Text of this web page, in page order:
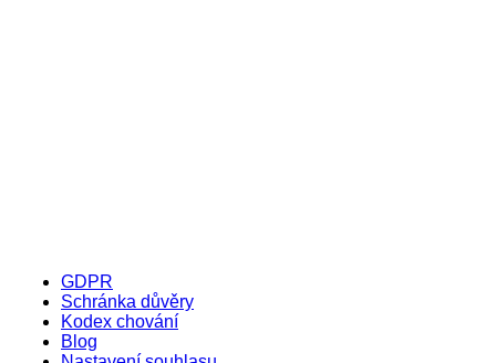
GDPR
Schránka důvěry
Kodex chování
Blog